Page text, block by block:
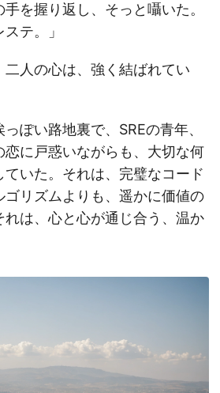
を握り返し、そっと囁いた。
テ。」
人の心は、強く結ばれてい
ぽい路地裏で、SREの青年、
に戸惑いながらも、大切な何
いた。それは、完璧なコード
ゴリズムよりも、遥かに価値の
れは、心と心が通じ合う、温か